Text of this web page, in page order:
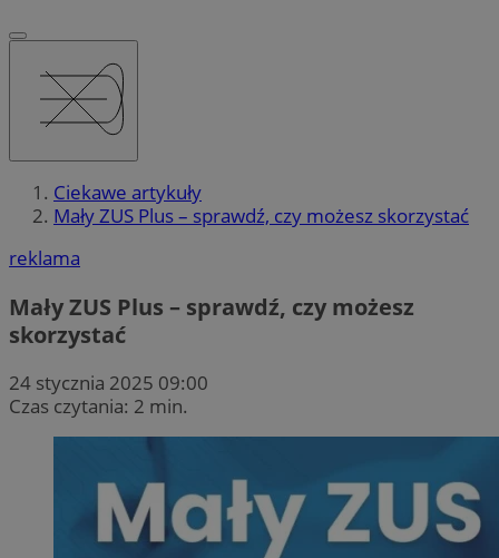
Ciekawe artykuły
Mały ZUS Plus – sprawdź, czy możesz skorzystać
reklama
Mały ZUS Plus – sprawdź, czy możesz
skorzystać
24 stycznia 2025 09:00
Czas czytania: 2 min.